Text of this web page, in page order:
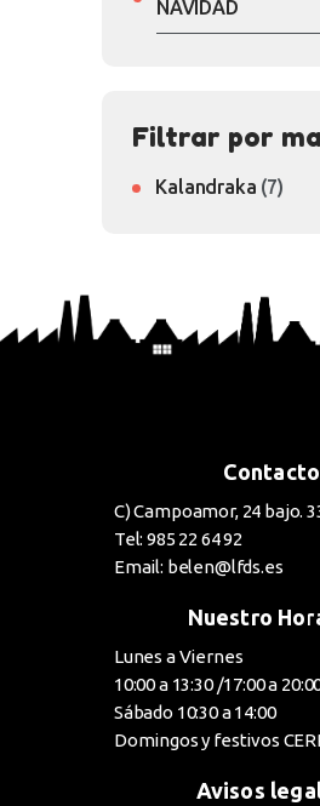
NAVIDAD
Filtrar por
Kalandraka (7)
Contacto
C) Campoamor, 24 bajo.
Tel: 985 22 64 92
Email: belen@lfds.es
Nuestro
Lunes a Viernes
10:00 a 13:30 /17:00 a
Sábado 10:30 a 14:00
Domingos y festivos
Avisos